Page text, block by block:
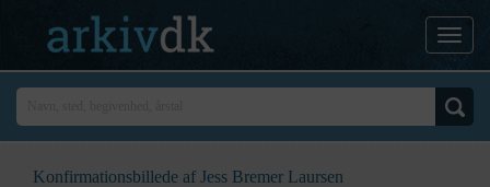
Konfirmationsbillede af Jess Bremer Laursen